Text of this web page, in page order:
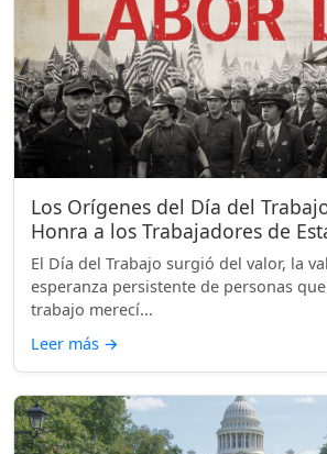
Los Orígenes del Día del
Honra a los Trabajadores de
El Día del Trabajo surgió del valor, la
esperanza persistente de personas
trabajo merecí...
Leer más →